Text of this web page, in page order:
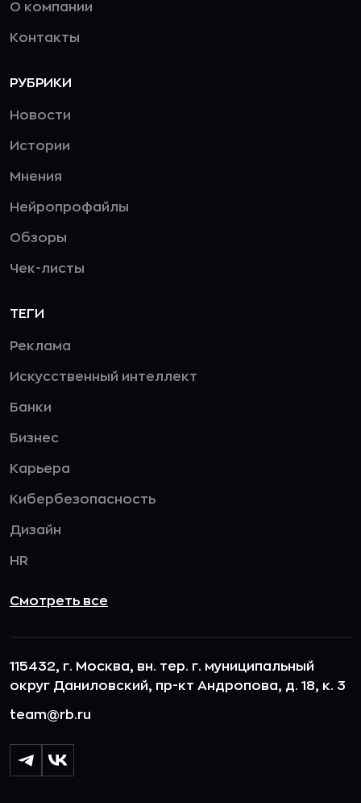
О компании
Контакты
РУБРИКИ
Новости
Истории
Мнения
Нейропрофайлы
Обзоры
Чек-листы
ТЕГИ
Реклама
Искусственный интеллект
Банки
Бизнес
Карьера
Кибербезопасность
Дизайн
HR
Смотреть все
115432, г. Москва, вн. тер. г. муниципальный
округ Даниловский, пр-кт Андропова, д. 18, к. 3
team@rb.ru